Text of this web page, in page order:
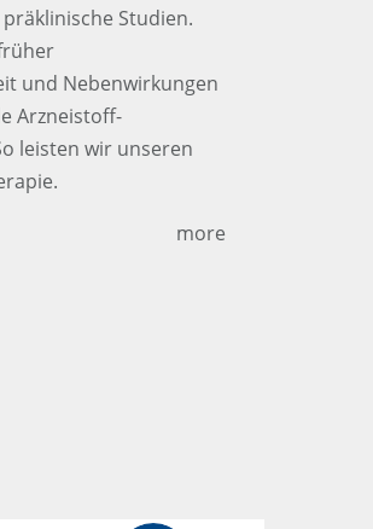
Studien.
und Nebenwirkungen
Arzneistoff-
leisten wir unseren
more